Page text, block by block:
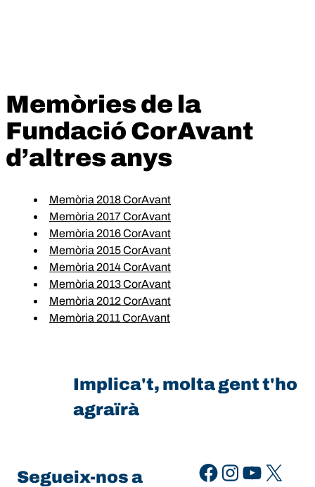
Memòries de la
Fundació CorAvant
d’altres anys
Memòria 2018 CorAvant
Memòria 2017 CorAvant
Memòria 2016 CorAvant
Memòria 2015 CorAvant
Memòria 2014 CorAvant
Memòria 2013 CorAvant
Memòria 2012 CorAvant
Memòria 2011 CorAvant
Implica't, molta gent t'ho
agraïrà
Segueix-nos a
Facebook Instagram YouTube
X